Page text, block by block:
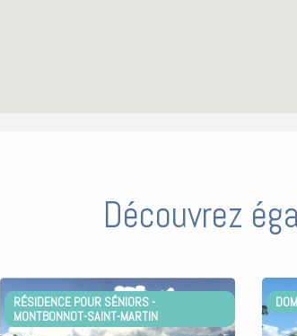
Découvrez
RÉSIDENCE POUR SÉNIORS -
MONTBONNOT-SAINT-MARTIN